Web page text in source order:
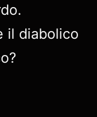
il diabolico